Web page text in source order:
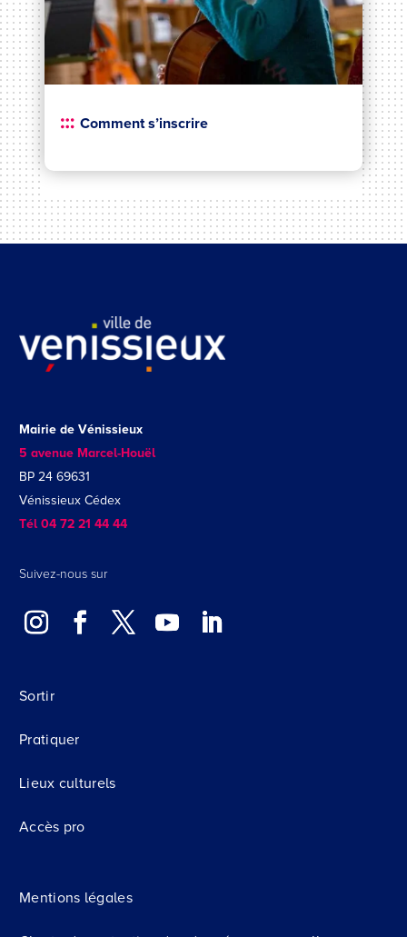
Comment s’inscrire
Mairie de Vénissieux
5 avenue Marcel-Houël
BP 24 69631
Vénissieux Cédex
Tél 04 72 21 44 44
Suivez-nous sur
Sortir
Pratiquer
Lieux culturels
Accès pro
Mentions légales